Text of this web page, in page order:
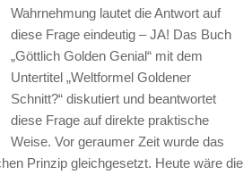
Wahrnehmung lautet die Antwort auf
diese Frage eindeutig – JA! Das Buch
„Göttlich Golden Genial“ mit dem
Untertitel „Weltformel Goldener
Schnitt?“ diskutiert und beantwortet
diese Frage auf direkte praktische
Weise. Vor geraumer Zeit wurde das
Prinzip gleichgesetzt. Heute wäre die